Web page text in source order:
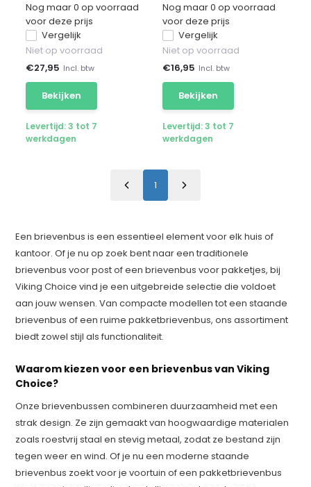
Nog maar 0 op voorraad
voor deze prijs
Vergelijk
Niet op voorraad
€27,95 Incl. btw
Bekijken
Levertijd: 3 tot 7
werkdagen
Nog maar 0 op voorraad
voor deze prijs
Vergelijk
Niet op voorraad
€16,95 Incl. btw
Bekijken
Levertijd: 3 tot 7
werkdagen
1
Een brievenbus is een essentieel element voor elk huis of
kantoor. Of je nu op zoek bent naar een traditionele
brievenbus voor post of een brievenbus voor pakketjes, bij
Viking Choice vind je een uitgebreide selectie die voldoet
aan jouw wensen. Van compacte modellen tot een staande
brievenbus of een ruime pakketbrievenbus, ons assortiment
biedt zowel stijl als functionaliteit.
Waarom kiezen voor een brievenbus van Viking
Choice?
Onze brievenbussen combineren duurzaamheid met een
strak design. Ze zijn gemaakt van hoogwaardige materialen
zoals roestvrij staal en stevig metaal, zodat ze bestand zijn
tegen weer en wind. Of je nu een moderne staande
brievenbus zoekt voor je voortuin of een pakketbrievenbus